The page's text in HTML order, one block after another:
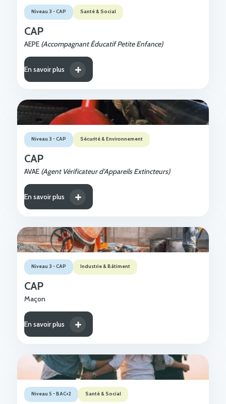
AEPE (Accompagnant Éducatif Petite Enfance)
CAP
Niveau 3 - CAP Santé & Social
En savoir plus
AVAE (Agent Vérificateur d’Appareils Extincteurs)
CAP
Niveau 3 - CAP Sécurité & Environnement
En savoir plus
Maçon
CAP
Niveau 3 - CAP Industrie & Bâtiment
En savoir plus
Niveau 5 - BAC+2 Santé & Social